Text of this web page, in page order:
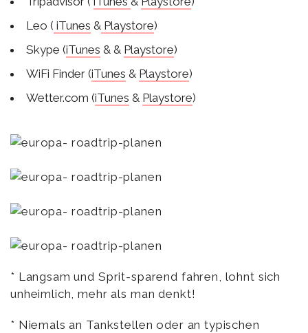
Leo ( iTunes & Playstore)
Skype (iTunes & & Playstore)
WiFi Finder (iTunes & Playstore)
Wetter.com (iTunes & Playstore)
* Langsam und Sprit-sparend fahren, lohnt sich
unheimlich, mehr als man denkt!
* Niemals an Tankstellen oder an typischen